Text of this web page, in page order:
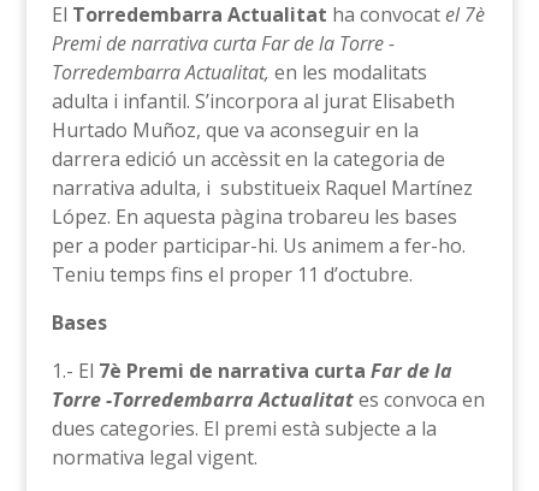
El Torredembarra Actualitat ha convocatel 7è
Premi de narrativa curta Far de la Torre -
Torredembarra Actualitat, en les modalitats
adulta i infantil. S’incorpora al jurat Elisabeth
Hurtado Muñoz, que va aconseguir en la
darrera edició un accèssit en la categoria de
narrativa adulta, i substitueix Raquel Martínez
López. En aquesta pàgina trobareu les bases
per a poder participar-hi. Us animem a fer-ho.
Teniu temps fins el proper 11 d’octubre.
Bases
1.- El 7è Premi de narrativa curta Far de la
Torre -Torredembarra Actualitates convoca en
dues categories. El premi està subjecte a la
normativa legal vigent.